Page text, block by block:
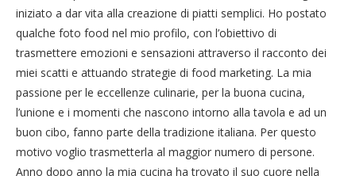
iniziato a dar vita alla creazione di piatti semplici. Ho postato
qualche foto food nel mio profilo, con l’obiettivo di
trasmettere emozioni e sensazioni attraverso il racconto dei
miei scatti e attuando strategie di food marketing. La mia
passione per le eccellenze culinarie, per la buona cucina,
l’unione e i momenti che nascono intorno alla tavola e ad un
buon cibo, fanno parte della tradizione italiana. Per questo
motivo voglio trasmetterla al maggior numero di persone.
Anno dopo anno la mia cucina ha trovato il suo cuore nella